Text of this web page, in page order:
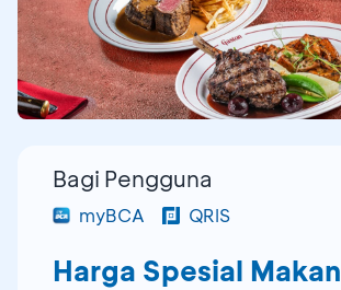
Bagi Pengguna
myBCA QRIS
Harga Spesial Makan